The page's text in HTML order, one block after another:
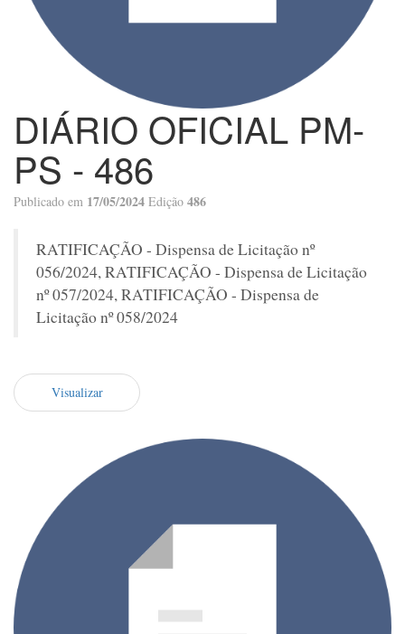
DIÁRIO OFICIAL PM-
PS - 486
Publicado em 17/05/2024 Edição 486
RATIFICAÇÃO - Dispensa de Licitação nº
056/2024, RATIFICAÇÃO - Dispensa de Licitação
nº 057/2024, RATIFICAÇÃO - Dispensa de
Licitação nº 058/2024
Visualizar